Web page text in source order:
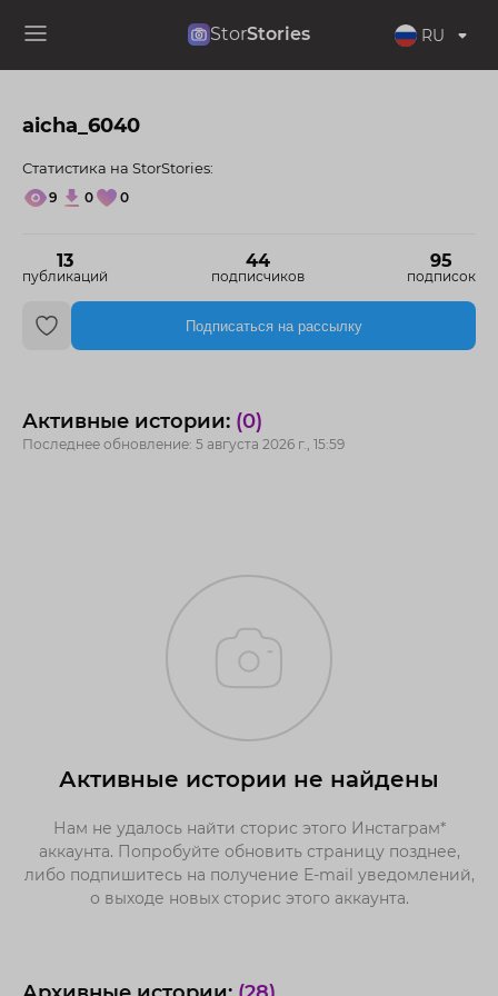
StorStories RU
aicha_6040
13
публикаций
44
подписчиков
95
подписок
Статистика на StorStories:
9 0 0
Подписаться на рассылку
Активные истории: (0)
Последнее обновление: 5 августа 2026 г., 15:59
Активные истории не найдены
Нам не удалось найти сторис этого Инстаграм*
аккаунта. Попробуйте обновить страницу позднее,
либо подпишитесь на получение E-mail уведомлений,
о выходе новых сторис этого аккаунта.